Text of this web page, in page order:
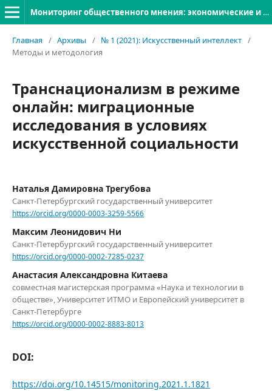
Мониторинг общественного мнения: экономические и социальные перемены
Главная / Архивы / № 1 (2021): Искусственный интеллект /
Методы и методология
Транснационализм в режиме
онлайн: миграционные
исследования в условиях
искусственной социальности
Наталья Дамировна Трегубова
Санкт-Петербургский государственный университет
https://orcid.org/0000-0003-3259-5566
Максим Леонидович Ни
Санкт-Петербургский государственный университет
https://orcid.org/0000-0002-7285-0237
Анастасия Александровна Китаева
совместная магистерская программа «Наука и технологии в
обществе», Университет ИТМО и Европейский университет в
Санкт-Петербурге
https://orcid.org/0000-0002-8883-8013
DOI:
https://doi.org/10.14515/monitoring.2021.1.1821